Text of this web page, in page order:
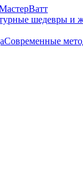
шедевры и
Современные